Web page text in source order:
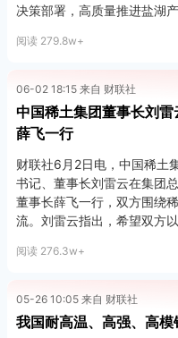
决策部署，高质量推进盐湖
张国清来到青海盐湖镁业、
中心，详细了解生产经营、
盐湖资源是国家战略性资源
护的关系，加快绿色低碳循
增强盐湖产业国际竞争力和
能规划、标准升级、要素保
有色金属冶炼、新材料等特
域延伸。要围绕盐湖资源综
术、关键共性技术攻关，积
和数字赋能，促进绿色开采
进产业链上下游紧密合作，
灾害监测、防灾避险等工作
阅读 279.8w+
06-02 18:15 来自 财联社
中国稀土集团董事长刘
薛飞一行
财联社6月2日电，中国稀土
书记、董事长刘雷云在集团
董事长薛飞一行，双方围绕
流。刘雷云指出，希望双方
阅读 276.3w+
05-26 10:05 来自 财联社
我国耐高温、高强、高